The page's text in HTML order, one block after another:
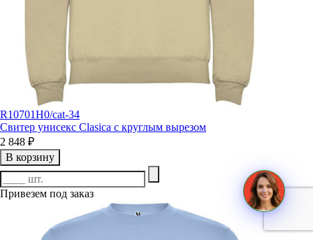
R10701H0/cat-34
Свитер унисекс Clasica с круглым вырезом
2 848 ₽
В корзину
Привезем под заказ